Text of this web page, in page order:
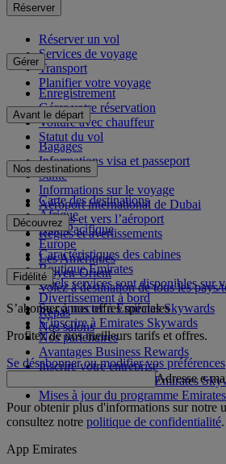
Réserver
Réserver un vol
Services de voyage
Transport
Planifier votre voyage
Gérer
Enregistrement
Gérer votre réservation
Voiture avec chauffeur
Statut du vol
Avant le départ
Bagages
Informations visa et passeport
Santé
Informations sur le voyage
Aéroport international de Dubai
Depuis et vers l’aéroport
Règles et avertissements
Nos destinations
Carte des destinations
Afrique
Asie-Pacifique
Europe
Les Amériques
Moyen-Orient
Volez à destination de tous les pays/
Découvrez
Caractéristiques des cabines
Boutique Emirates
Quels services sont disponibles sur
Divertissement à bord
Repas
Nos salons
Fidélité
Se connecter à Emirates Skywards
S’inscrire à Emirates Skywards
Nos partenaires
Avantages Business Rewards
Inscrire votre entreprise
Règles du programme Emirates
Mises à jour du programme
S’abonner à nos offres spéciales
Profitez de nos meilleurs tarifs et offres.
Se désabonner ou modifier vos préférences
Adresse e-
Pour obtenir plus d'informations sur notre
consultez notre politique de confidentialité.
App Emirates